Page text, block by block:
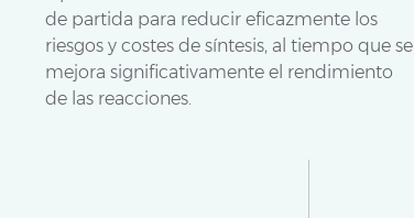
de partida para reducir eficazmente los
riesgos y costes de síntesis, al tiempo que se
mejora significativamente el rendimiento
de las reacciones.